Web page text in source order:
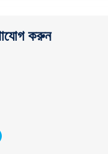
করুন